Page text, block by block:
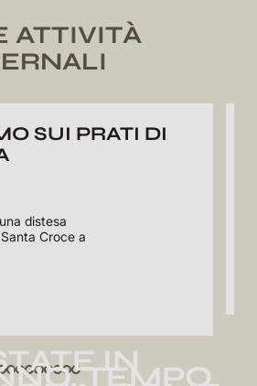
ATTIVITÀ
SUI PRATI DI
distesa
Croce a
IN
TEMPO